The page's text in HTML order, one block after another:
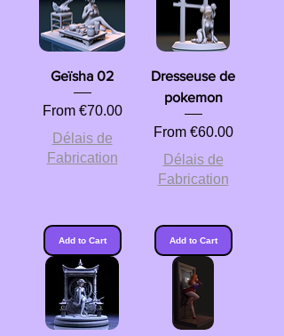
Geïsha 02
From €70.00
Sale Price
Délais de
Fabrication
Add to Cart
Dresseuse de
pokemon
From €60.00
Sale Price
Délais de
Fabrication
Add to Cart